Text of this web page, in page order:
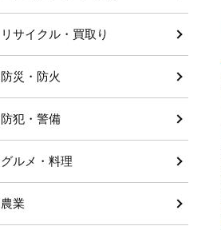
リサイクル・買取り
防災・防火
防犯・警備
グルメ・料理
農業